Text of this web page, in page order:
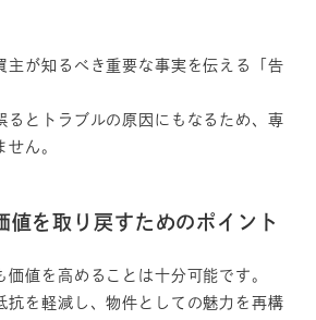
が知るべき重要な事実を伝える「告
とトラブルの原因にもなるため、専
せん。
値を取り戻すためのポイント
価値を高めることは十分可能です。
抗を軽減し、物件としての魅力を再構